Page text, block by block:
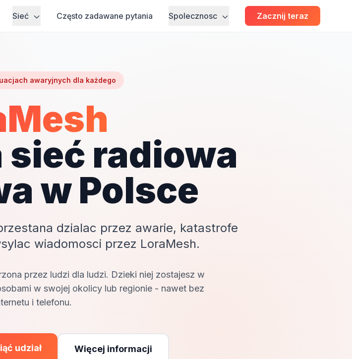
Sieć Często zadawane pytania Spolecznosc Zacznij teraz
awaryjnych dla każdego
sieć radiowa
w Polsce
dzialac przez awarie, katastrofe
wiadomosci przez LoraMesh.
przez ludzi dla ludzi. Dzieki niej zostajesz w
w swojej okolicy lub regionie - nawet bez
i telefonu.
udział Więcej informacji